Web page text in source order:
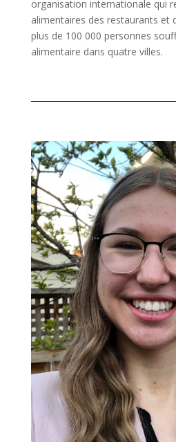
organisation internationale qui
alimentaires des restaurants et
plus de 100 000 personnes
alimentaire dans quatre villes.